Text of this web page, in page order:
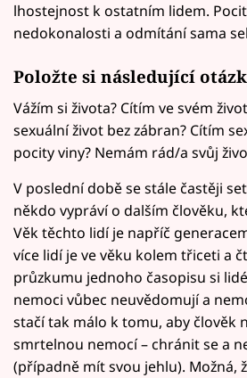
lhostejnost k ostatním lidem.
nedokonalosti a odmítání sama
Položte si následující
Vážím si života? Cítím ve svém
sexuální život bez zábran? Cítím
pocity viny? Nemám rád/a svůj
V poslední době se stále častěji
někdo vypráví o dalším člověku,
Věk těchto lidí je napříč
více lidí je ve věku kolem třiceti a
průzkumu jednoho časopisu si
nemoci vůbec neuvědomují a
stačí tak málo k tomu, aby člověk
smrtelnou nemocí – chránit se a
(případně mít svou jehlu). Možná,